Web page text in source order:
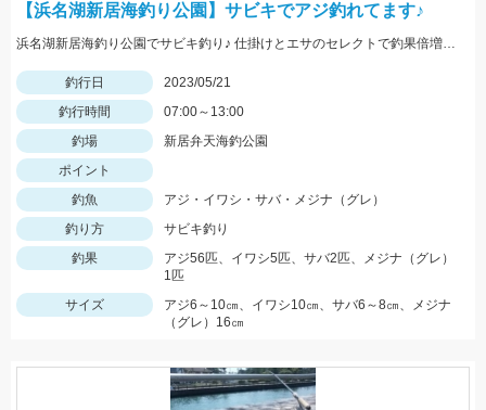
【浜名湖新居海釣り公園】サビキでアジ釣れてます♪
浜名湖新居海釣り公園でサビキ釣り♪ 仕掛けとエサのセレクトで釣果倍増！？
釣行日
2023/05/21
釣行時間
07:00～13:00
釣場
新居弁天海釣公園
ポイント
釣魚
アジ・イワシ・サバ・メジナ（グレ）
釣り方
サビキ釣り
釣果
アジ56匹、イワシ5匹、サバ2匹、メジナ（グレ）
1匹
サイズ
アジ6～10㎝、イワシ10㎝、サバ6～8㎝、メジナ
（グレ）16㎝